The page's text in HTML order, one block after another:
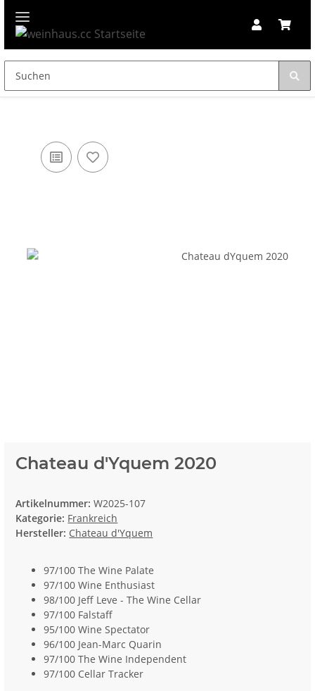
Chateau d'Yquem 2020
Artikelnummer:W2025-107
Kategorie: Frankreich
Hersteller: Chateau d'Yquem
97/100 The Wine Palate
97/100 Wine Enthusiast
98/100 Jeff Leve - The Wine Cellar
97/100 Falstaff
95/100 Wine Spectator
96/100 Jean-Marc Quarin
97/100 The Wine Independent
97/100 Cellar Tracker